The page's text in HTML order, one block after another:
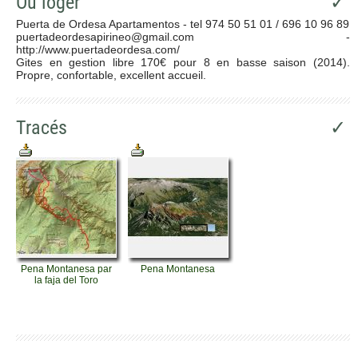
Puerta de Ordesa Apartamentos - tel 974 50 51 01 / 696 10 96 89
puertadeordesapirineo@gmail.com -
http://www.puertadeordesa.com/
Gites en gestion libre 170€ pour 8 en basse saison (2014).
Propre, confortable, excellent accueil.
Tracés ✓
Pena Montanesa par
la faja del Toro
Pena Montanesa